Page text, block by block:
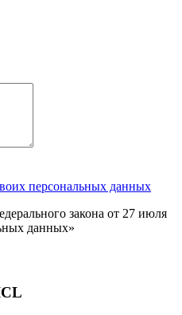
персональных данных
закона от 27 июля
данных»